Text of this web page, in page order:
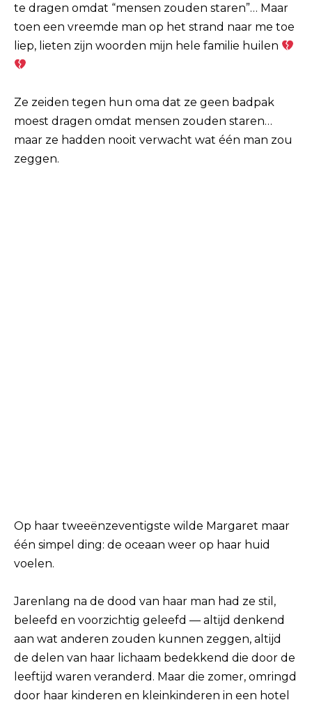
te dragen omdat “mensen zouden staren”… Maar
toen een vreemde man op het strand naar me toe
liep, lieten zijn woorden mijn hele familie huilen
Ze zeiden tegen hun oma dat ze geen badpak
moest dragen omdat mensen zouden staren…
maar ze hadden nooit verwacht wat één man zou
zeggen.
Op haar tweeënzeventigste wilde Margaret maar
één simpel ding: de oceaan weer op haar huid
voelen.
Jarenlang na de dood van haar man had ze stil,
beleefd en voorzichtig geleefd — altijd denkend
aan wat anderen zouden kunnen zeggen, altijd
de delen van haar lichaam bedekkend die door de
leeftijd waren veranderd. Maar die zomer, omringd
door haar kinderen en kleinkinderen in een hotel